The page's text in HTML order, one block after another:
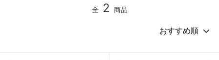
全 2 商品